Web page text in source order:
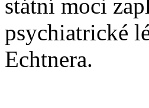
státní moci
psychiatrické
Echtnera.